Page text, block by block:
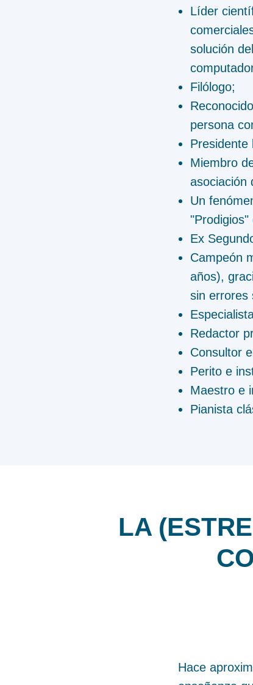
Líder
solución
Filólogo;
persona
Presidente
Miembro
asociación
Un
"Prodigios"
Ex
Campeón
años),
sin errores
Redactor
Consultor
Perito e
Maestro e
Pianista
LA
Hace